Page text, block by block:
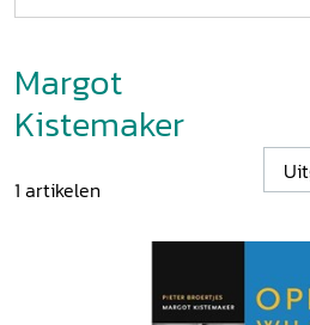
Margot
Kistemaker
1 artikelen